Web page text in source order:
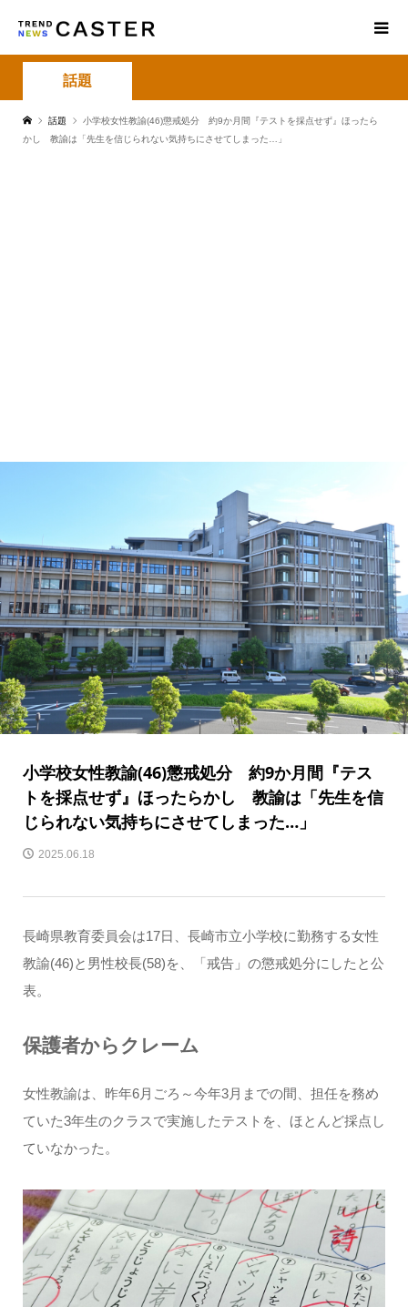
話題
話題
小学校女性教諭(46)懲戒処分 約9か月間『テストを採点せず』ほったら
かし 教諭は「先生を信じられない気持ちにさせてしまった…」
小学校女性教諭(46)懲戒処分 約9か月間『テス
トを採点せず』ほったらかし 教諭は「先生を信
じられない気持ちにさせてしまった…」
2025.06.18
長崎県教育委員会は17日、長崎市立小学校に勤務する女性
教諭(46)と男性校長(58)を、「戒告」の懲戒処分にしたと公
表。
保護者からクレーム
女性教諭は、昨年6月ごろ～今年3月までの間、担任を務め
ていた3年生のクラスで実施したテストを、ほとんど採点し
ていなかった。